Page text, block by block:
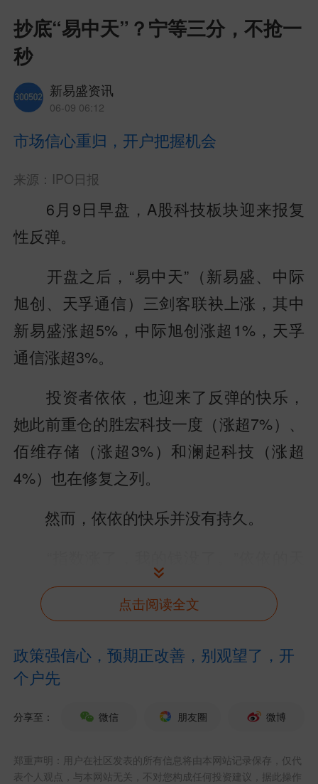
抄底“易中天”？宁等三分，不抢一
秒
新易盛资讯
06-09 06:12
市场信心重归，开户把握机会
来源：IPO日报
6月9日早盘，A股科技板块迎来报复
性反弹。
开盘之后，“易中天”（新易盛、中际
旭创、天孚通信）三剑客联袂上涨，其中
新易盛涨超5%，中际旭创涨超1%，天孚
通信涨超3%。
投资者依依，也迎来了反弹的快乐，
她此前重仓的胜宏科技一度（涨超7%）、
佰维存储（涨超3%）和澜起科技（涨超
4%）也在修复之列。
然而，依依的快乐并没有持久。
孚通信和佰维存储在笔者落笔之时，正在
回吐涨幅，甚至中际旭创下跌超过2个点，
“299.7元的时候犹豫了一下，光库就
民小叶如是说。
点击阅读全文
政策强信心，预期正改善，别观望了，开
个户先
分享至： 微信 朋友圈 微博
郑重声明：用户在社区发表的所有信息将由本网站记录保存，仅代
表个人观点，与本网站无关，不对您构成任何投资建议，据此操作